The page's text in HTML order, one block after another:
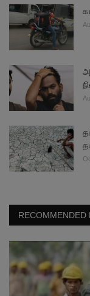
RECOMMENDED